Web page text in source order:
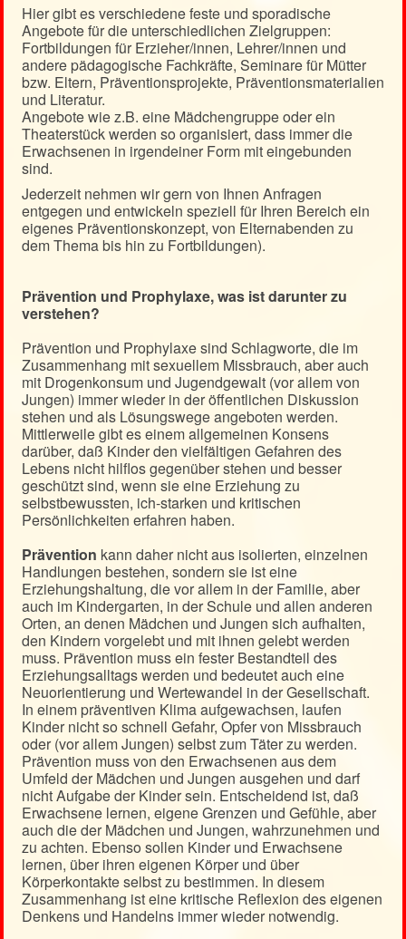
Hier gibt es verschiedene feste und sporadische
Angebote für die unterschiedlichen Zielgruppen:
Fortbildungen für Erzieher/innen, Lehrer/innen und
andere pädagogische Fachkräfte, Seminare für Mütter
bzw. Eltern, Präventionsprojekte, Präventionsmaterialien
und Literatur.
Angebote wie z.B. eine Mädchengruppe oder ein
Theaterstück werden so organisiert, dass immer die
Erwachsenen in irgendeiner Form mit eingebunden
sind.
Jederzeit nehmen wir gern von Ihnen Anfragen
entgegen und entwickeln speziell für Ihren Bereich ein
eigenes Präventionskonzept, von Elternabenden zu
dem Thema bis hin zu Fortbildungen).
Prävention und Prophylaxe, was ist darunter zu
verstehen?
Prävention und Prophylaxe sind Schlagworte, die im
Zusammenhang mit sexuellem Missbrauch, aber auch
mit Drogenkonsum und Jugendgewalt (vor allem von
Jungen) immer wieder in der öffentlichen Diskussion
stehen und als Lösungswege angeboten werden.
Mittlerweile gibt es einem allgemeinen Konsens
darüber, daß Kinder den vielfältigen Gefahren des
Lebens nicht hilflos gegenüber stehen und besser
geschützt sind, wenn sie eine Erziehung zu
selbstbewussten, ich-starken und kritischen
Persönlichkeiten erfahren haben.
Prävention kann daher nicht aus isolierten, einzelnen
Handlungen bestehen, sondern sie ist eine
Erziehungshaltung, die vor allem in der Familie, aber
auch im Kindergarten, in der Schule und allen anderen
Orten, an denen Mädchen und Jungen sich aufhalten,
den Kindern vorgelebt und mit ihnen gelebt werden
muss. Prävention muss ein fester Bestandteil des
Erziehungsalltags werden und bedeutet auch eine
Neuorientierung und Wertewandel in der Gesellschaft.
In einem präventiven Klima aufgewachsen, laufen
Kinder nicht so schnell Gefahr, Opfer von Missbrauch
oder (vor allem Jungen) selbst zum Täter zu werden.
Prävention muss von den Erwachsenen aus dem
Umfeld der Mädchen und Jungen ausgehen und darf
nicht Aufgabe der Kinder sein. Entscheidend ist, daß
Erwachsene lernen, eigene Grenzen und Gefühle, aber
auch die der Mädchen und Jungen, wahrzunehmen und
zu achten. Ebenso sollen Kinder und Erwachsene
lernen, über ihren eigenen Körper und über
Körperkontakte selbst zu bestimmen. In diesem
Zusammenhang ist eine kritische Reflexion des eigenen
Denkens und Handelns immer wieder notwendig.